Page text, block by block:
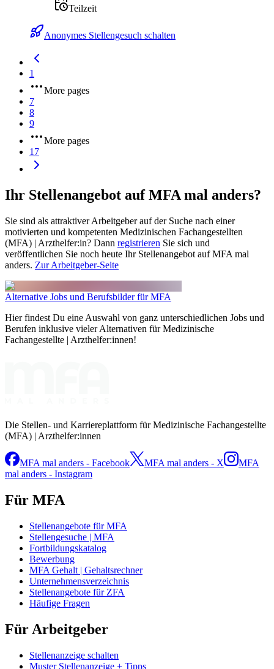
Teilzeit
Anonymes Stellengesuch schalten
1
More pages
7
8
9
More pages
17
Ihr Stellenangebot auf MFA mal anders?
Sie sind als attraktiver Arbeitgeber auf der Suche nach einer
motivierten und kompetenten Medizinischen Fachangestellten
(MFA) | Arzthelfer:in? Dann registrieren Sie sich und
veröffentlichen Sie noch heute Ihr Stellenangebot auf MFA mal
anders. Zur Arbeitgeber-Seite
Alternative Jobs und Berufsbilder für MFA
Hier findest Du eine Auswahl von ganz unterschiedlichen Jobs und
Berufen inklusive vieler Alternativen für Medizinische
Fachangestellte | Arzthelfer:innen!
Die Stellen- und Karriereplattform für Medizinische Fachangestellte
(MFA) | Arzthelfer:innen
MFA mal anders - Facebook MFA mal anders - X
MFA
mal anders - Instagram
Für MFA
Stellenangebote für MFA
Stellengesuche | MFA
Fortbildungskatalog
Bewerbung
MFA Gehalt | Gehaltsrechner
Unternehmensverzeichnis
Stellenangebote für ZFA
Häufige Fragen
Für Arbeitgeber
Stellenanzeige schalten
Muster Stellenanzeige + Tipps